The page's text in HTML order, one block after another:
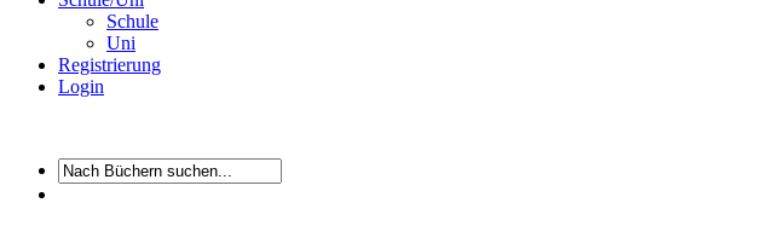
Schule
Uni
Registrierung
Login